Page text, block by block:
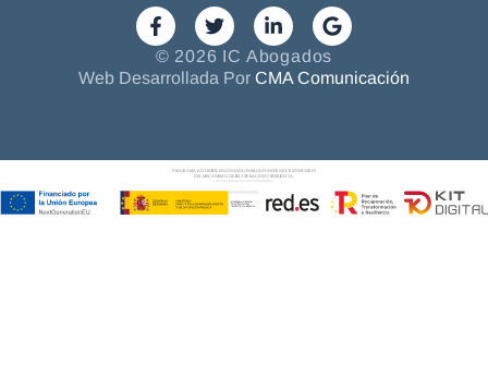
© 2026 IC Abogados
Web Desarrollada Por CMA Comunicación